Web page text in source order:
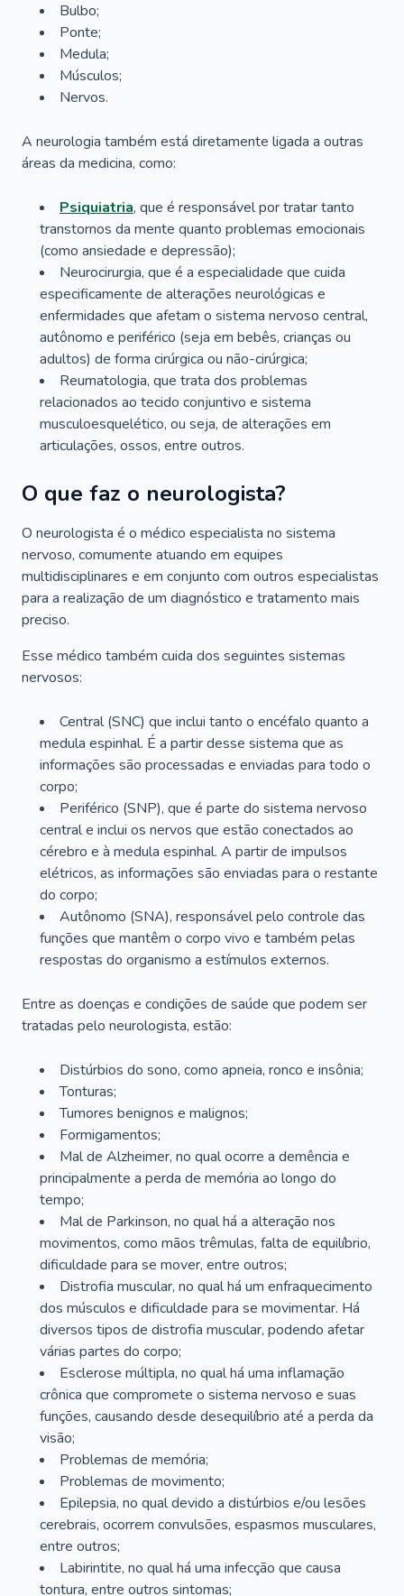
Bulbo;
Ponte;
Medula;
Músculos;
Nervos.
A neurologia também está diretamente ligada a outras
áreas da medicina, como:
Psiquiatria, que é responsável por tratar tanto
transtornos da mente quanto problemas emocionais
(como ansiedade e depressão);
Neurocirurgia, que é a especialidade que cuida
especificamente de alterações neurológicas e
enfermidades que afetam o sistema nervoso central,
autônomo e periférico (seja em bebês, crianças ou
adultos) de forma cirúrgica ou não-cirúrgica;
Reumatologia, que trata dos problemas
relacionados ao tecido conjuntivo e sistema
musculoesquelético, ou seja, de alterações em
articulações, ossos, entre outros.
O que faz o neurologista?
O neurologista é o médico especialista no sistema
nervoso, comumente atuando em equipes
multidisciplinares e em conjunto com outros especialistas
para a realização de um diagnóstico e tratamento mais
preciso.
Esse médico também cuida dos seguintes sistemas
nervosos:
Central (SNC) que inclui tanto o encéfalo quanto a
medula espinhal. É a partir desse sistema que as
informações são processadas e enviadas para todo o
corpo;
Periférico (SNP), que é parte do sistema nervoso
central e inclui os nervos que estão conectados ao
cérebro e à medula espinhal. A partir de impulsos
elétricos, as informações são enviadas para o restante
do corpo;
Autônomo (SNA), responsável pelo controle das
funções que mantêm o corpo vivo e também pelas
respostas do organismo a estímulos externos.
Entre as doenças e condições de saúde que podem ser
tratadas pelo neurologista, estão:
Distúrbios do sono, como apneia, ronco e insônia;
Tonturas;
Tumores benignos e malignos;
Formigamentos;
Mal de Alzheimer, no qual ocorre a demência e
principalmente a perda de memória ao longo do
tempo;
Mal de Parkinson, no qual há a alteração nos
movimentos, como mãos trêmulas, falta de equilíbrio,
dificuldade para se mover, entre outros;
Distrofia muscular, no qual há um enfraquecimento
dos músculos e dificuldade para se movimentar. Há
diversos tipos de distrofia muscular, podendo afetar
várias partes do corpo;
Esclerose múltipla, no qual há uma inflamação
crônica que compromete o sistema nervoso e suas
funções, causando desde desequilíbrio até a perda da
visão;
Problemas de memória;
Problemas de movimento;
Epilepsia, no qual devido a distúrbios e/ou lesões
cerebrais, ocorrem convulsões, espasmos musculares,
entre outros;
Labirintite, no qual há uma infecção que causa
tontura, entre outros sintomas;